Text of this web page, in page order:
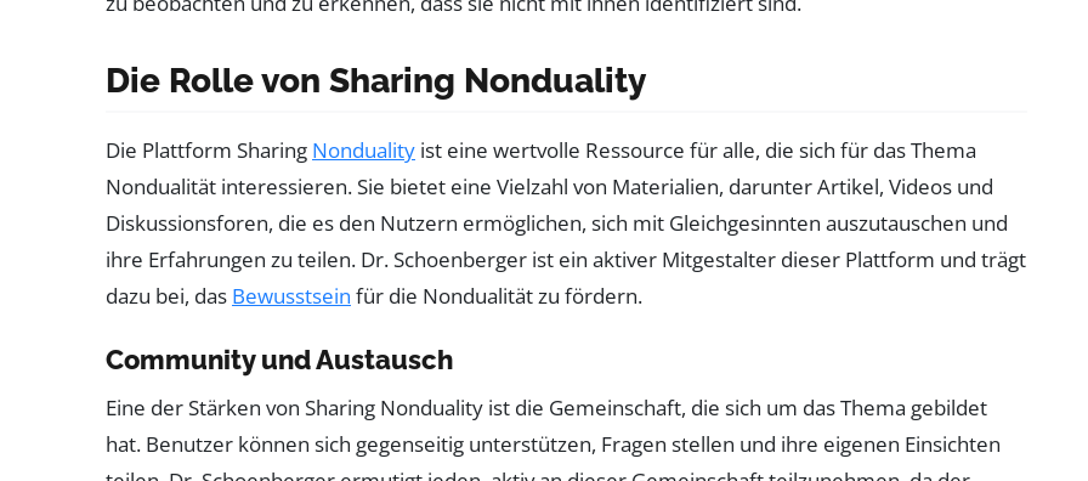
Die Rolle von Sharing Nonduality
Die Plattform Sharing Nonduality ist eine wertvolle Ressource für alle, die sich für das Thema
Nondualität interessieren. Sie bietet eine Vielzahl von Materialien, darunter Artikel, Videos und
Diskussionsforen, die es den Nutzern ermöglichen, sich mit Gleichgesinnten auszutauschen und
ihre Erfahrungen zu teilen. Dr. Schoenberger ist ein aktiver Mitgestalter dieser Plattform und trägt
dazu bei, das Bewusstsein für die Nondualität zu fördern.
Community und Austausch
Eine der Stärken von Sharing Nonduality ist die Gemeinschaft, die sich um das Thema gebildet
hat. Benutzer können sich gegenseitig unterstützen, Fragen stellen und ihre eigenen Einsichten